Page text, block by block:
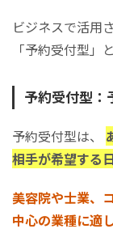
社内でスム
する
顧客に失礼
利用者の私
スケジュー
高度な情報
ビジネスで活用
「予約受付型」
予約受付型：
予約受付型は、
相手が希望する
美容院や士業、
中心の業種に適